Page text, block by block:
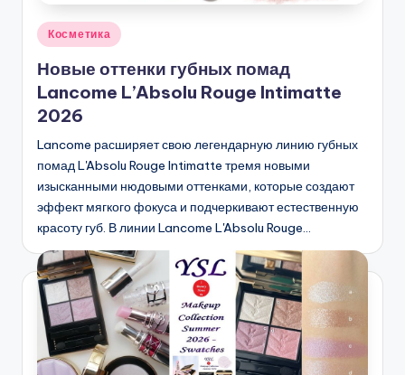
Опубликовано
Косметика
Новые оттенки губных помад
Lancome L’Absolu Rouge Intimatte
2026
Lancome расширяет свою легендарную линию губных
помад L'Absolu Rouge Intimatte тремя новыми
изысканными нюдовыми оттенками, которые создают
эффект мягкого фокуса и подчеркивают естественную
красоту губ. В линии Lancome L'Absolu Rouge…